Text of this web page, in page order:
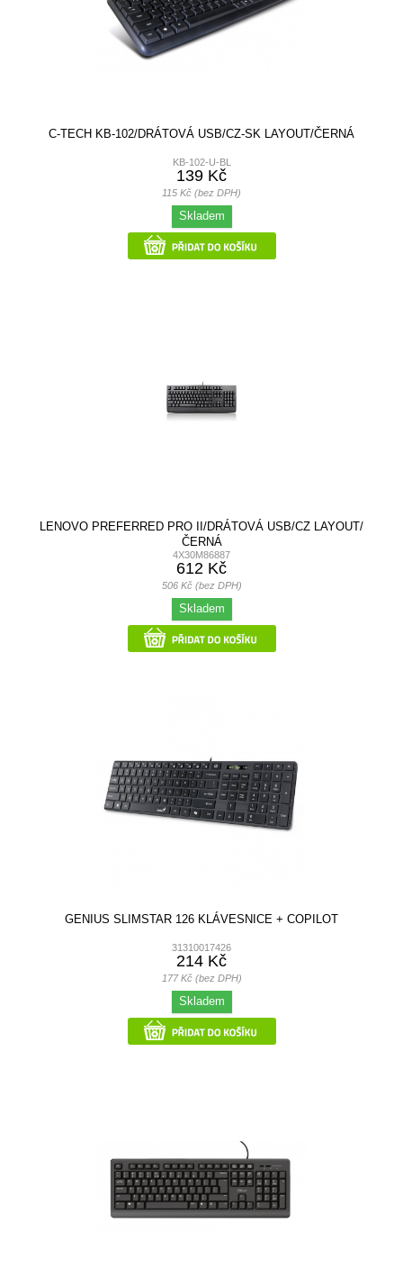
C-TECH KB-102/DRÁTOVÁ USB/CZ-SK LAYOUT/ČERNÁ
KB-102-U-BL
139 Kč
115 Kč (bez DPH)
Skladem
LENOVO PREFERRED PRO II/DRÁTOVÁ USB/CZ LAYOUT/
ČERNÁ
4X30M86887
612 Kč
506 Kč (bez DPH)
Skladem
GENIUS SLIMSTAR 126 KLÁVESNICE + COPILOT
31310017426
214 Kč
177 Kč (bez DPH)
Skladem